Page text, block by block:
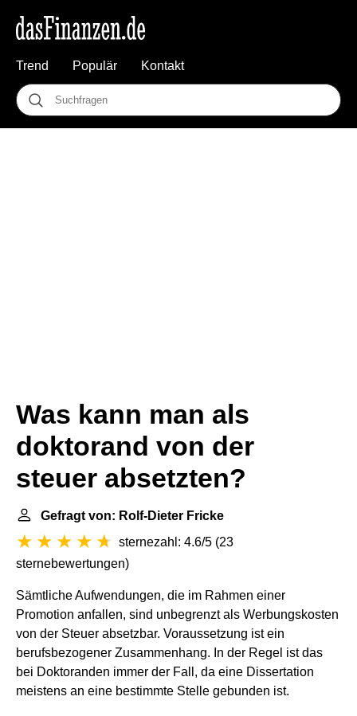
Trend Populär Kontakt
Was kann man als
doktorand von der
steuer absetzten?
Gefragt von: Rolf-Dieter Fricke
sternezahl: 4.6/5 (23
sternebewertungen)
Sämtliche Aufwendungen, die im Rahmen einer
Promotion anfallen, sind unbegrenzt als Werbungskosten
von der Steuer absetzbar. Voraussetzung ist ein
berufsbezogener Zusammenhang. In der Regel ist das
bei Doktoranden immer der Fall, da eine Dissertation
meistens an eine bestimmte Stelle gebunden ist.